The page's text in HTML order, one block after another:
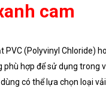
cam
(Polyvinyl Chloride)
hợp để sử dụng trong
có thể lựa chọn loại